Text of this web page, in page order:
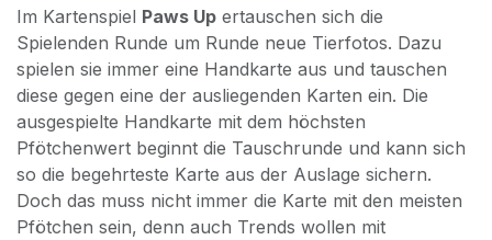
Im Kartenspiel Paws Up ertauschen sich die
Spielenden Runde um Runde neue Tierfotos. Dazu
spielen sie immer eine Handkarte aus und tauschen
diese gegen eine der ausliegenden Karten ein. Die
ausgespielte Handkarte mit dem höchsten
Pfötchenwert beginnt die Tauschrunde und kann sich
so die begehrteste Karte aus der Auslage sichern.
Doch das muss nicht immer die Karte mit den meisten
Pfötchen sein, denn auch Trends wollen mit